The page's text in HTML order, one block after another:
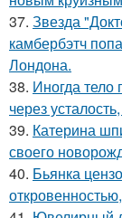
37. Звезда
камбербэтч
Лондона.
38. Иногда
через
39. Катерина
своего
40. Бьянка